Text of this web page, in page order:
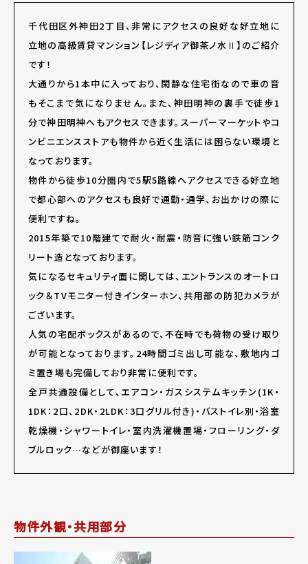
千代田区外神田2丁目、非常にアクセスの良好な好立地に
立地の高級賃貸マンション【レジディア御茶ノ水Ⅱ】のご紹介
です！
大通りから1本中に入っており、閑静な住宅街なので車の音
もそこまで気になりません。また、神田明神の裏手で徒歩1
分で神田明神へもアクセスできます。スーパーマーケットやコ
ンビニエンスストアも物件から近く生活には困らない環境と
なっております。
物件から徒歩10分圏内で5駅5路線へアクセスできる好立地
で都心部へのアクセスも良好で通勤・通学、お出かけの際に
便利ですね。
2015年築で10階建てで耐火・耐震・防音に強い鉄筋コンク
リート造となっております。
気になるセキュリティ面に関しては、エントランスのオートロ
ック＆TVモニター付きインターホン、共用部の防犯カメラが
ございます。
人気の宅配ボックスがあるので、不在時でも荷物の受け取り
が可能となっております。24時間ゴミ出し可能な、敷地内ゴ
ミ置き場も完備しており非常に便利です。
全戸共通設備として、エアコン・ガスシステムキッチン(1K・
1DK：2口、2DK・2LDK：3口グリル付き)・バストイレ別・浴室
乾燥機・シャワートイレ・室内洗濯機置場・フローリング・ダ
ブルロック…などが御座います！
物件外観・共用部分